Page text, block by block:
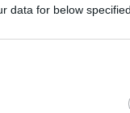
data for below
είναι, παρόλο
στα